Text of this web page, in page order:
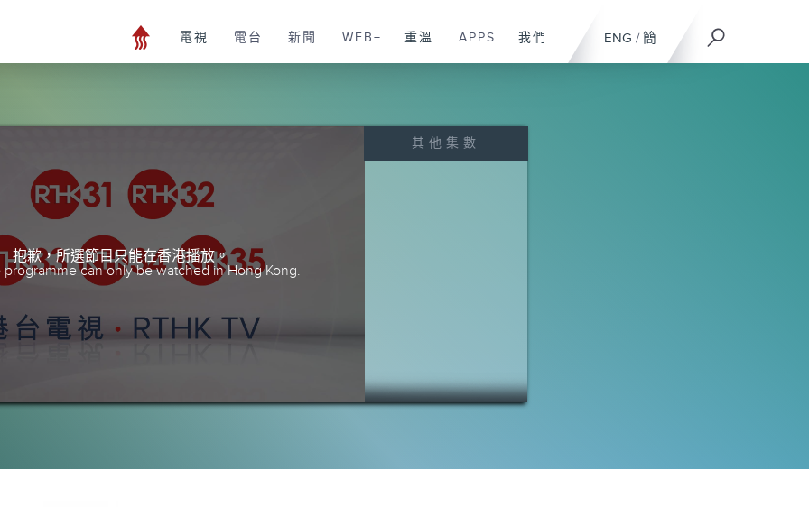
ENG / 簡
電視 電台 新聞 WEB+ 重溫 APPS 我們
抱歉，所選節目只能在香港播放。
programme can only be watched in Hong Kong.
其他集數